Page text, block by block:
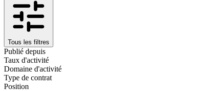
Tous les filtres
Publié depuis
Taux d'activité
Domaine d'activité
Type de contrat
Position